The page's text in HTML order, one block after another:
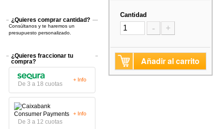
¿Quieres comprar cantidad?
Consúltanos y te haremos un
presupuesto personalizado.
¿Quieres fraccionar tu
compra?
De 3 a 18 cuotas
+ Info
De 3 a 12 cuotas
+ Info
Cantidad
- +
Añadir al carrito